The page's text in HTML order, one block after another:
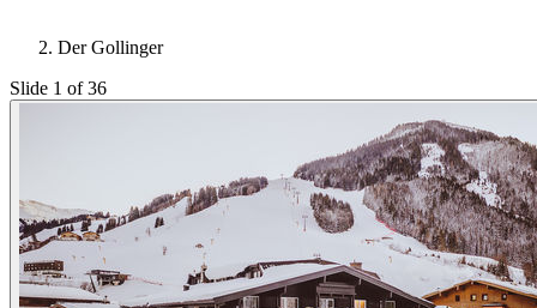
Der Gollinger
Slide 1 of 36